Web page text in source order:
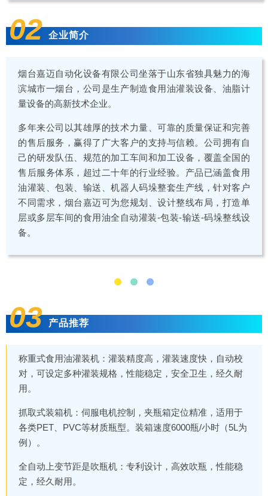
02 企业简介
烟台嘉迈自动化设备有限公司坐落于山东省独具魅力的海
滨城市一烟台，公司是生产制造食用油灌装设备、油脂计
量设备的高新技术企业。
多年来公司以其雄厚的技术力量、可靠的质量保证和完善
的售后服务，赢得了广大客户的支持与信赖。公司拥有自
己的研发队伍、规范的加工车间和加工设备，覆盖全国的
售后服务体系，超过二十年的行业经验。产品已涵盖食用
油灌装、包装、输送、机器人码垛整套生产线，针对客户
不同需求，烟台嘉迈可为您规划、设计整线布局，打造单
层或多层车间的食用油全自动灌装-包装-输送-码垛整线设
备。
03 产品推荐
称重式食用油灌装机：灌装精度高，灌装速度快，自动校
对，可设定多种灌装规格，性能稳定，安全卫生，经久耐
用。
抓取式装箱机：伺服电机控制，夹瓶箱定位精准，适用于
各类PET、PVC等材质瓶型。装箱速度6000瓶/小时（5L为
例）。
全自动上变节距是吹瓶机：专利设计，高效吹瓶，性能稳
定，经久耐用。